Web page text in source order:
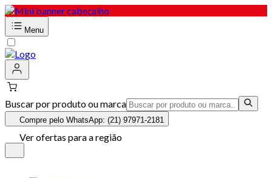
Menu
Buscar por produto ou marca
Compre pelo WhatsApp: (21) 97971-2181
Ver ofertas para a região